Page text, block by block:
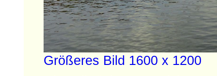
Größeres Bild 1600 x 1200